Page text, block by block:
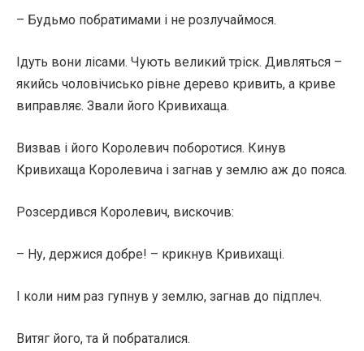
– Будьмо побратимами і не розлучаймося.
Ідуть вони лісами. Чують великий тріск. Дивляться –
якийсь чоловічисько рівне дерево кривить, а криве
виправляє. Звали його Кривихаща.
Визвав і його Королевич поборотися. Кинув
Кривихаща Королевича і загнав у землю аж до пояса.
Розсердився Королевич, вискочив:
– Ну, держися добре! – крикнув Кривихащі.
І коли ним раз гупнув у землю, загнав до підплеч.
Витяг його, та й побраталися.